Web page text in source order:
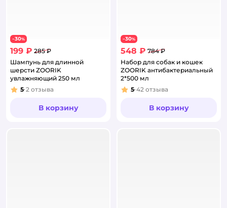
−30%
199 ₽ 285 ₽
Шампунь для длинной
шерсти ZOORIK
увлажняющий 250 мл
Рейтинг:
5 2 отзыва
В корзину
−30%
548 ₽ 784 ₽
Набор для собак и кошек
ZOORIK антибактериальный
2*500 мл
Рейтинг:
5 42 отзыва
В корзину